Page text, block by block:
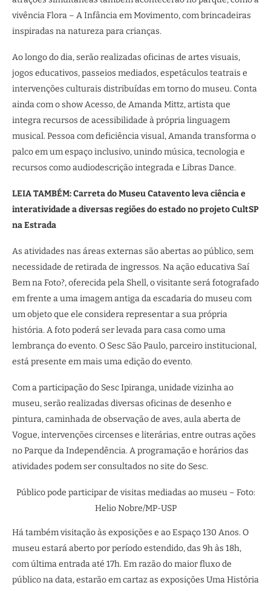
vivência Flora – A Infância em Movimento, com brincadeiras
inspiradas na natureza para crianças.
Ao longo do dia, serão realizadas oficinas de artes visuais,
jogos educativos, passeios mediados, espetáculos teatrais e
intervenções culturais distribuídas em torno do museu. Conta
ainda com o show Acesso, de Amanda Mittz, artista que
integra recursos de acessibilidade à própria linguagem
musical. Pessoa com deficiência visual, Amanda transforma o
palco em um espaço inclusivo, unindo música, tecnologia e
recursos como audiodescrição integrada e Libras Dance.
LEIA TAMBÉM: Carreta do Museu Catavento leva ciência e
interatividade a diversas regiões do estado no projeto CultSP
na Estrada
As atividades nas áreas externas são abertas ao público, sem
necessidade de retirada de ingressos. Na ação educativa Saí
Bem na Foto?, oferecida pela Shell, o visitante será fotografado
em frente a uma imagem antiga da escadaria do museu com
um objeto que ele considera representar a sua própria
história. A foto poderá ser levada para casa como uma
lembrança do evento. O Sesc São Paulo, parceiro institucional,
está presente em mais uma edição do evento.
Com a participação do Sesc Ipiranga, unidade vizinha ao
museu, serão realizadas diversas oficinas de desenho e
pintura, caminhada de observação de aves, aula aberta de
Vogue, intervenções circenses e literárias, entre outras ações
no Parque da Independência. A programação e horários das
atividades podem ser consultados no site do Sesc.
Público pode participar de visitas mediadas ao museu – Foto:
Helio Nobre/MP-USP
Há também visitação às exposições e ao Espaço 130 Anos. O
museu estará aberto por período estendido, das 9h às 18h,
com última entrada até 17h. Em razão do maior fluxo de
público na data, estarão em cartaz as exposições Uma História